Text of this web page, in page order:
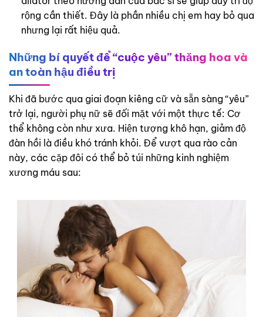
rộng cần thiết. Đây là phần nhiều chị em hay bỏ qua
nhưng lại rất hiệu quả.
Những bí quyết để “cuộc yêu” thăng hoa và
an toàn hậu điều trị
Khi đã bước qua giai đoạn kiêng cữ và sẵn sàng “yêu”
trở lại, người phụ nữ sẽ đối mặt với một thực tế: Cơ
thể không còn như xưa. Hiện tượng khô hạn, giảm độ
đàn hồi là điều khó tránh khỏi. Để vượt qua rào cản
này, các cặp đôi có thể bỏ túi những kinh nghiệm
xương máu sau: